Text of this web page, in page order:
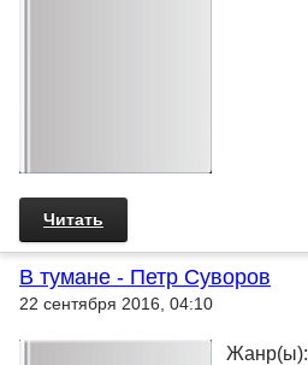
Читать
В тумане - Петр Суворов
22 сентября 2016, 04:10
Жанр(ы):